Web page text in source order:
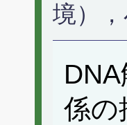
境）
係の